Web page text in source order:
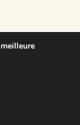
reserved. 2025